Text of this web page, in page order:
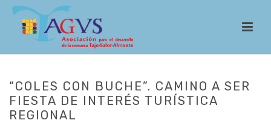
“COLES CON BUCHE”. CAMINO A SER
FIESTA DE INTERÉS TURÍSTICA
REGIONAL